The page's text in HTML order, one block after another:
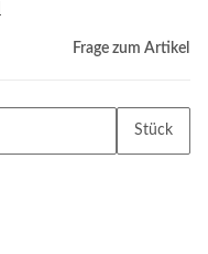
Frage zum Artikel
Stück